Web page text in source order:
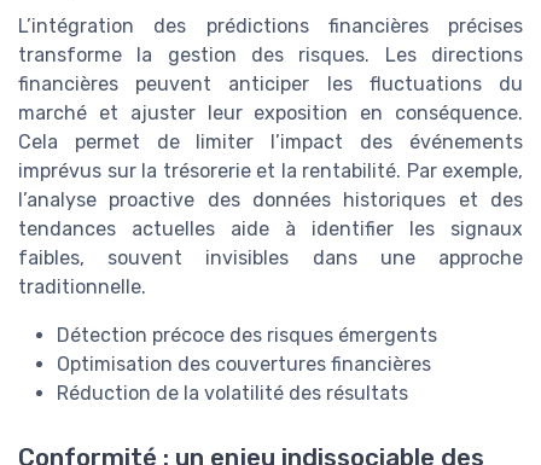
L’intégration des prédictions financières précises
transforme la gestion des risques. Les directions
financières peuvent anticiper les fluctuations du
marché et ajuster leur exposition en conséquence.
Cela permet de limiter l’impact des événements
imprévus sur la trésorerie et la rentabilité. Par exemple,
l’analyse proactive des données historiques et des
tendances actuelles aide à identifier les signaux
faibles, souvent invisibles dans une approche
traditionnelle.
Détection précoce des risques émergents
Optimisation des couvertures financières
Réduction de la volatilité des résultats
Conformité : un enjeu indissociable des